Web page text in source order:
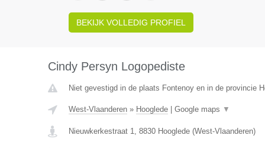
BEKIJK VOLLEDIG PROFIEL
Cindy Persyn Logopediste
Niet gevestigd in de plaats Fontenoy en in de provincie
West-Vlaanderen» Hooglede| Google maps ▼
Nieuwkerkestraat 1, 8830 Hooglede(West-Vlaanderen)